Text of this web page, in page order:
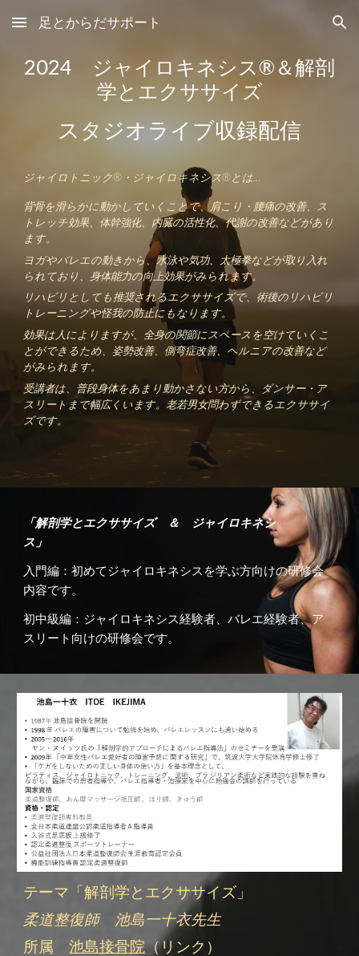
Skip to main content Skip to navigation
足とからだサポート
2024 ジャイロキネシス®＆解剖
学とエクササイズ
スタジオライブ収録配信
ジャイロトニック®・ジャイロキネシス®とは…
背骨を滑らかに動かしていくことで、肩こり・腰痛の改善、ス
トレッチ効果、体幹強化、内臓の活性化、代謝の改善などがあり
ます。
ヨガやバレエの動きから、水泳や気功、太極拳などが取り入れ
られており、身体能力の向上効果がみられます。
リハビリとしても推奨されるエクササイズで、術後のリハビリ
トレーニングや怪我の防止にもなります。
効果は人によりますが、全身の関節にスペースを空けていくこ
とができるため、姿勢改善、側弯症改善、ヘルニアの改善など
がみられます。
受講者は、普段身体をあまり動かさない方から、ダンサー・ア
スリートまで幅広くいます。老若男女問わずできるエクササイ
ズです。
「解剖学とエクササイズ ＆ ジャイロキネシ
ス」
入門編：初めてジャイロキネシスを学ぶ方向けの研修会
内容です。
初中級編：ジャイロキネシス経験者、バレエ経験者、ア
スリート向けの研修会です。
テーマ「解剖学とエクササイズ」
柔道整復師 池島一十衣先生
所属池島接骨院（リンク）